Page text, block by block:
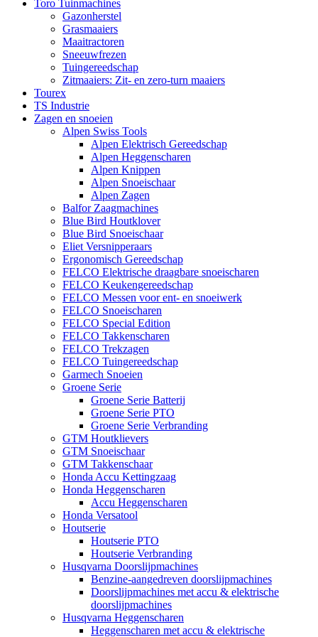
Toro Tuinmachines
Gazonherstel
Grasmaaiers
Maaitractoren
Sneeuwfrezen
Tuingereedschap
Zitmaaiers: Zit- en zero-turn maaiers
Tourex
TS Industrie
Zagen en snoeien
Alpen Swiss Tools
Alpen Elektrisch Gereedschap
Alpen Heggenscharen
Alpen Knippen
Alpen Snoeischaar
Alpen Zagen
Balfor Zaagmachines
Blue Bird Houtklover
Blue Bird Snoeischaar
Eliet Versnipperaars
Ergonomisch Gereedschap
FELCO Elektrische draagbare snoeischaren
FELCO Keukengereedschap
FELCO Messen voor ent- en snoeiwerk
FELCO Snoeischaren
FELCO Special Edition
FELCO Takkenscharen
FELCO Trekzagen
FELCO Tuingereedschap
Garmech Snoeien
Groene Serie
Groene Serie Batterij
Groene Serie PTO
Groene Serie Verbranding
GTM Houtklievers
GTM Snoeischaar
GTM Takkenschaar
Honda Accu Kettingzaag
Honda Heggenscharen
Accu Heggenscharen
Honda Versatool
Houtserie
Houtserie PTO
Houtserie Verbranding
Husqvarna Doorslijpmachines
Benzine-aangedreven doorslijpmachines
Doorslijpmachines met accu & elektrische
doorslijpmachines
Husqvarna Heggenscharen
Heggenscharen met accu & elektrische